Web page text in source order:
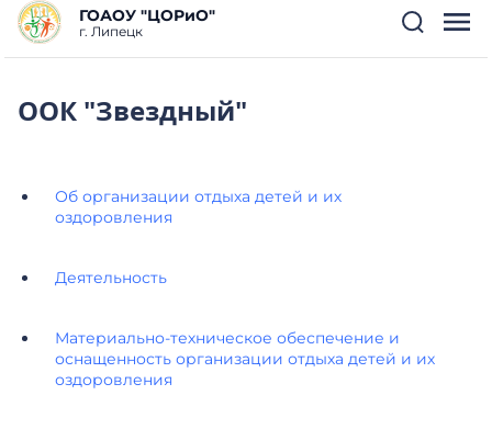
ГОАОУ "ЦОРиО"
г. Липецк
ООК "Звездный"
Об организации отдыха детей и их
оздоровления
Деятельность
Материально-техническое обеспечение и
оснащенность организации отдыха детей и их
оздоровления